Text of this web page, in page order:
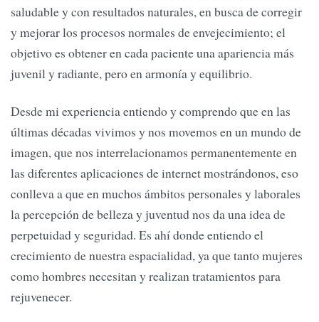
saludable y con resultados naturales, en busca de corregir
y mejorar los procesos normales de envejecimiento; el
objetivo es obtener en cada paciente una apariencia más
juvenil y radiante, pero en armonía y equilibrio.
Desde mi experiencia entiendo y comprendo que en las
últimas décadas vivimos y nos movemos en un mundo de
imagen, que nos interrelacionamos permanentemente en
las diferentes aplicaciones de internet mostrándonos, eso
conlleva a que en muchos ámbitos personales y laborales
la percepción de belleza y juventud nos da una idea de
perpetuidad y seguridad. Es ahí donde entiendo el
crecimiento de nuestra espacialidad, ya que tanto mujeres
como hombres necesitan y realizan tratamientos para
rejuvenecer.